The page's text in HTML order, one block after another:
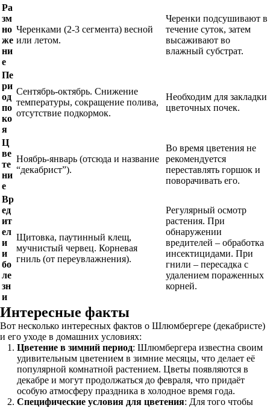
Ра
зм
но
же
ни
е
Черенками (2-3 сегмента) весной
или летом.
Черенки подсушивают в
течение суток, затем
высаживают во
влажный субстрат.
Пе
ри
од
по
ко
я
Сентябрь-октябрь. Снижение
температуры, сокращение полива,
отсутствие подкормок.
Необходим для закладки
цветочных почек.
Ц
ве
те
ни
е
Ноябрь-январь (отсюда и название
“декабрист”).
Во время цветения не
рекомендуется
переставлять горшок и
поворачивать его.
Вр
ед
ит
ел
и
и
бо
ле
зн
и
Щитовка, паутинный клещ,
мучнистый червец. Корневая
гниль (от переувлажнения).
Регулярный осмотр
растения. При
обнаружении
вредителей – обработка
инсектицидами. При
гнили – пересадка с
удалением пораженных
корней.
Интересные факты
Вот несколько интересных фактов о Шлюмбергере (декабристе)
и его уходе в домашних условиях:
Цветение в зимний период: Шлюмбергера известна своим
удивительным цветением в зимние месяцы, что делает её
популярной комнатной растением. Цветы появляются в
декабре и могут продолжаться до февраля, что придаёт
особую атмосферу праздника в холодное время года.
Специфические условия для цветения: Для того чтобы